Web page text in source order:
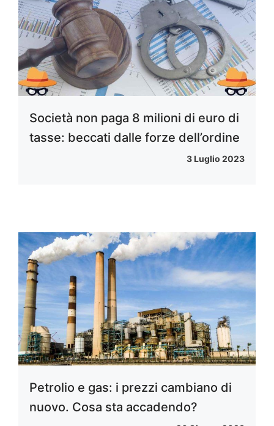
Società non paga 8 milioni di euro di
tasse: beccati dalle forze dell’ordine
3 Luglio 2023
Petrolio e gas: i prezzi cambiano di
nuovo. Cosa sta accadendo?